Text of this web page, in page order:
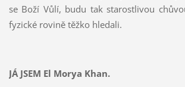
se Boží Vůlí, budu tak starostlivou
fyzické rovině těžko hledali.
JÁ JSEM El Morya Khan.